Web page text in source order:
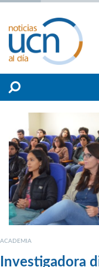
ACADEMIA
Investigadora